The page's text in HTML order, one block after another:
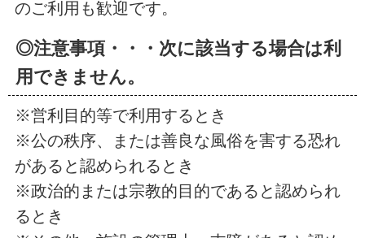
のご利用も歓迎です。
◎注意事項・・・次に該当する場合は利
用できません。
※営利目的等で利用するとき
※公の秩序、または善良な風俗を害する恐れ
があると認められるとき
※政治的または宗教的目的であると認められ
るとき